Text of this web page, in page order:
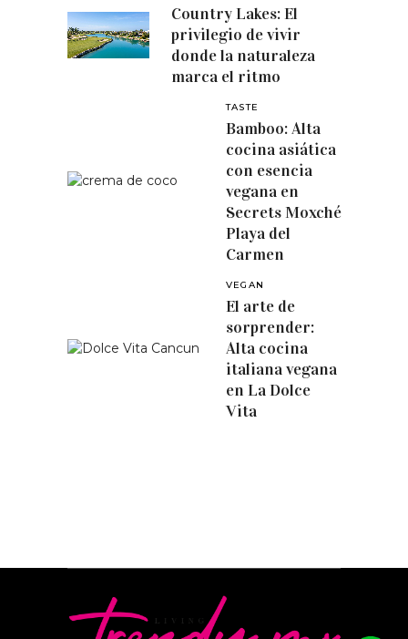
Country Lakes: El
privilegio de vivir
donde la naturaleza
marca el ritmo
TASTE
Bamboo: Alta
cocina asiática
con esencia
vegana en
Secrets Moxché
Playa del
Carmen
VEGAN
El arte de
sorprender:
Alta cocina
italiana vegana
en La Dolce
Vita